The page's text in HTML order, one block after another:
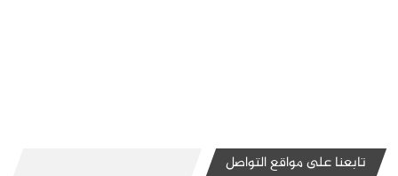
تابعنا على مواقع التواصل